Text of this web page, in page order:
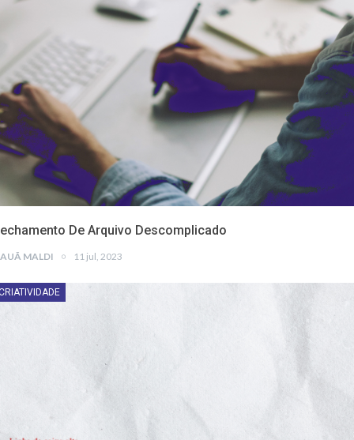
De Arquivo Descomplicado
MALDI 11 jul, 2023